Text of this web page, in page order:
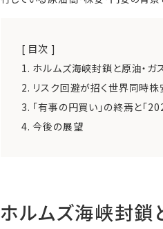
[ 目次 ]
1. ホルムズ海峡封鎖と原油・ガ
2. リスク回避が招く世界同時株
3. 「有事の円買い」の終焉と「
4. 今後の展望
ホルムズ海峡封鎖